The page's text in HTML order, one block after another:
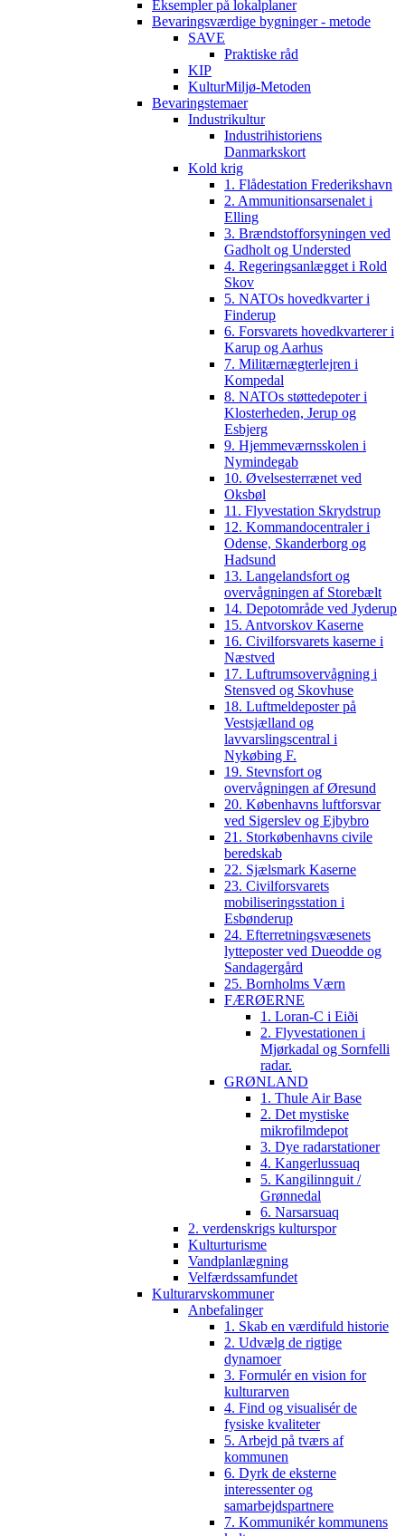
Eksempler på lokalplaner
Bevaringsværdige bygninger - metode
SAVE
Praktiske råd
KIP
KulturMiljø-Metoden
Bevaringstemaer
Industrikultur
Industrihistoriens
Danmarkskort
Kold krig
1. Flådestation Frederikshavn
2. Ammunitionsarsenalet i
Elling
3. Brændstofforsyningen ved
Gadholt og Understed
4. Regeringsanlægget i Rold
Skov
5. NATOs hovedkvarter i
Finderup
6. Forsvarets hovedkvarterer i
Karup og Aarhus
7. Militærnægterlejren i
Kompedal
8. NATOs støttedepoter i
Klosterheden, Jerup og
Esbjerg
9. Hjemmeværnsskolen i
Nymindegab
10. Øvelsesterrænet ved
Oksbøl
11. Flyvestation Skrydstrup
12. Kommandocentraler i
Odense, Skanderborg og
Hadsund
13. Langelandsfort og
overvågningen af Storebælt
14. Depotområde ved Jyderup
15. Antvorskov Kaserne
16. Civilforsvarets kaserne i
Næstved
17. Luftrumsovervågning i
Stensved og Skovhuse
18. Luftmeldeposter på
Vestsjælland og
lavvarslingscentral i
Nykøbing F.
19. Stevnsfort og
overvågningen af Øresund
20. Københavns luftforsvar
ved Sigerslev og Ejbybro
21. Storkøbenhavns civile
beredskab
22. Sjælsmark Kaserne
23. Civilforsvarets
mobiliseringsstation i
Esbønderup
24. Efterretningsvæsenets
lytteposter ved Dueodde og
Sandagergård
25. Bornholms Værn
FÆRØERNE
1. Loran-C i Eiði
2. Flyvestationen i
Mjørkadal og Sornfelli
radar.
GRØNLAND
1. Thule Air Base
2. Det mystiske
mikrofilmdepot
3. Dye radarstationer
4. Kangerlussuaq
5. Kangilinnguit /
Grønnedal
6. Narsarsuaq
2. verdenskrigs kulturspor
Kulturturisme
Vandplanlægning
Velfærdssamfundet
Kulturarvskommuner
Anbefalinger
1. Skab en værdifuld historie
2. Udvælg de rigtige
dynamoer
3. Formulér en vision for
kulturarven
4. Find og visualisér de
fysiske kvaliteter
5. Arbejd på tværs af
kommunen
6. Dyrk de eksterne
interessenter og
samarbejdspartnere
7. Kommunikér kommunens